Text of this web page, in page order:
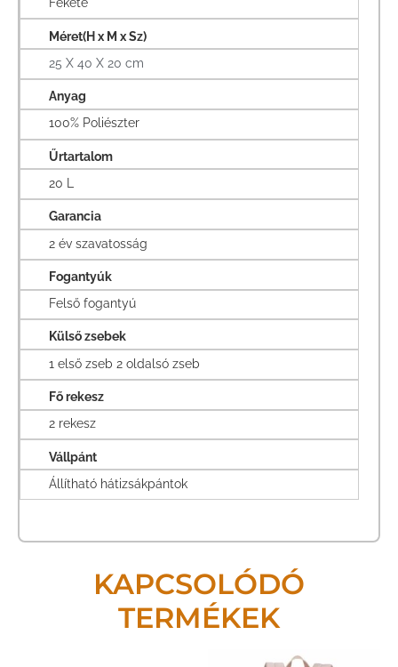
Méret(H x M x Sz)
25 X 40 X 20 cm
Anyag
100% Poliészter
Űrtartalom
20 L
Garancia
2 év szavatosság
Fogantyúk
Felső fogantyú
Külső zsebek
1 első zseb 2 oldalsó zseb
Fő rekesz
2 rekesz
Vállpánt
Állítható hátizsákpántok
KAPCSOLÓDÓ
TERMÉKEK